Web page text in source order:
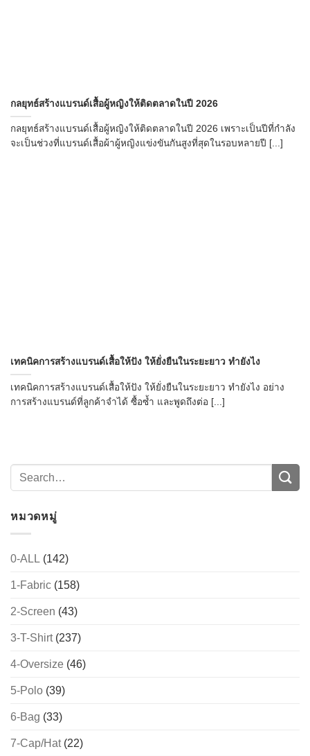
กลยุทธ์สร้างแบรนด์เสื้อผู้หญิงให้ติดตลาดในปี 2026
กลยุทธ์สร้างแบรนด์เสื้อผู้หญิงให้ติดตลาดในปี 2026 เพราะเป็นปีที่กำลัง
จะเป็นช่วงที่แบรนด์เสื้อผ้าผู้หญิงแข่งขันกันสูงที่สุดในรอบหลายปี [...]
เทคนิคการสร้างแบรนด์เสื้อให้ปัง ให้ยั่งยืนในระยะยาว ทำยังไง
เทคนิคการสร้างแบรนด์เสื้อให้ปัง ให้ยั่งยืนในระยะยาว ทำยังไง อย่าง
การสร้างแบรนด์ที่ลูกค้าจำได้ ซื้อซ้ำ และพูดถึงต่อ [...]
หมวดหมู่
0-ALL (142)
1-Fabric (158)
2-Screen (43)
3-T-Shirt(237)
4-Oversize (46)
5-Polo (39)
6-Bag (33)
7-Cap/Hat(22)